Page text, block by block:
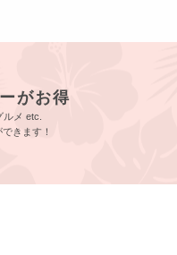
がお得
メ etc.
きます！